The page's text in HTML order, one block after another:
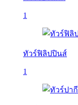
1
ทัวร์ฟิลิปปินส์
1